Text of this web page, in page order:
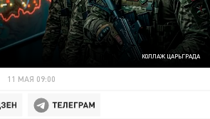
КОЛЛАЖ ЦАРЬГРАДА
11 МАЯ 09:00